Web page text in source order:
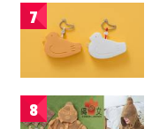
7
8